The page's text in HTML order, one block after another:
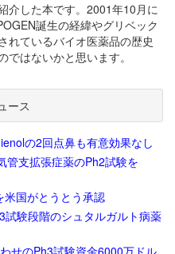
介した本です。2001年10月に
誕生の経緯やグリベック
れているバイオ医薬品の歴史
はないかと思います。
ース
の2回点鼻も有意効果なし
管支拡張症薬のPh2試験を
国がとうとう承認
験段階のシュタルガルト病薬